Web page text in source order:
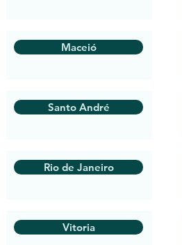
Maceió
Santo André
Rio de Janeiro
Vitoria